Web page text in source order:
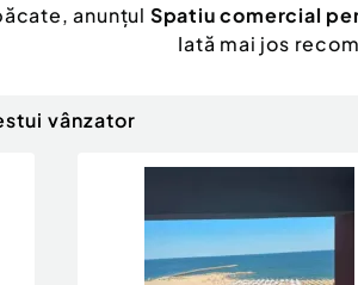
anunțul Spatiu comercial
Iată mai jos
vânzator